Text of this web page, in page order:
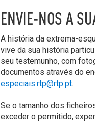
ENVIE-NOS A
A história da extrema-
vive da sua história
seu testemunho, com
documentos através do
especiais.rtp@rtp.pt.
Se o tamanho dos
exceder o permitido,